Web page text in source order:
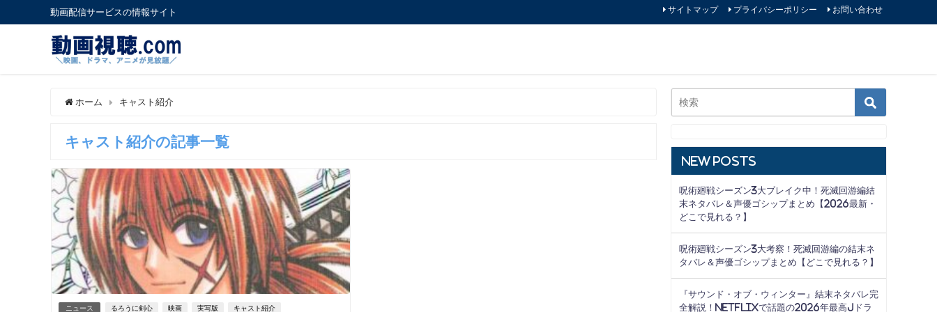
動画配信サービスの情報サイト サイトマップ プライバシーポリシー お問い合わせ
ホーム キャスト紹介
キャスト紹介の記事一覧
ニュース るろうに剣心 映画 実写版 キャスト紹介
New Posts
呪術廻戦シーズン3大ブレイク中！死滅回游編結
末ネタバレ＆声優ゴシップまとめ【2026最新・
どこで見れる？】
呪術廻戦シーズン3大考察！死滅回游編の結末ネ
タバレ＆声優ゴシップまとめ【どこで見れる？】
『サウンド・オブ・ウィンター』結末ネタバレ完
全解説！Netflixで話題の2026年最高Jドラ